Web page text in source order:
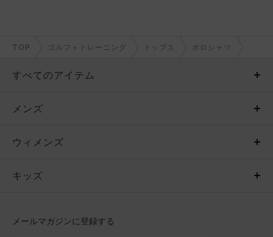
TOP ゴルフ＋トレーニング トップス ポロシャツ
すべてのアイテム
メンズ
ウィメンズ
キッズ
メンズ
トップス
ボトムス
ウィメンズ
トップス
キッズ
メールマガジンに登録する